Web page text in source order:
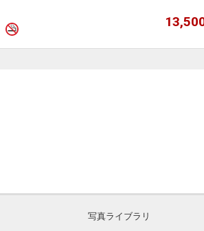
写真ライブラリ